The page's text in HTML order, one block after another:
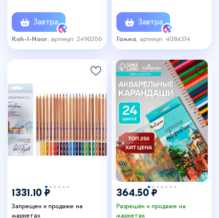
металлическом пенале
Завтра
Koh-I-Noor , артикул: 2490206
Завтра
Гамма , артикул: 4084574
1331.10 ₽
Запрещен к продаже на
маркетах
364.50 ₽
Разрешён к продаже на
маркетах